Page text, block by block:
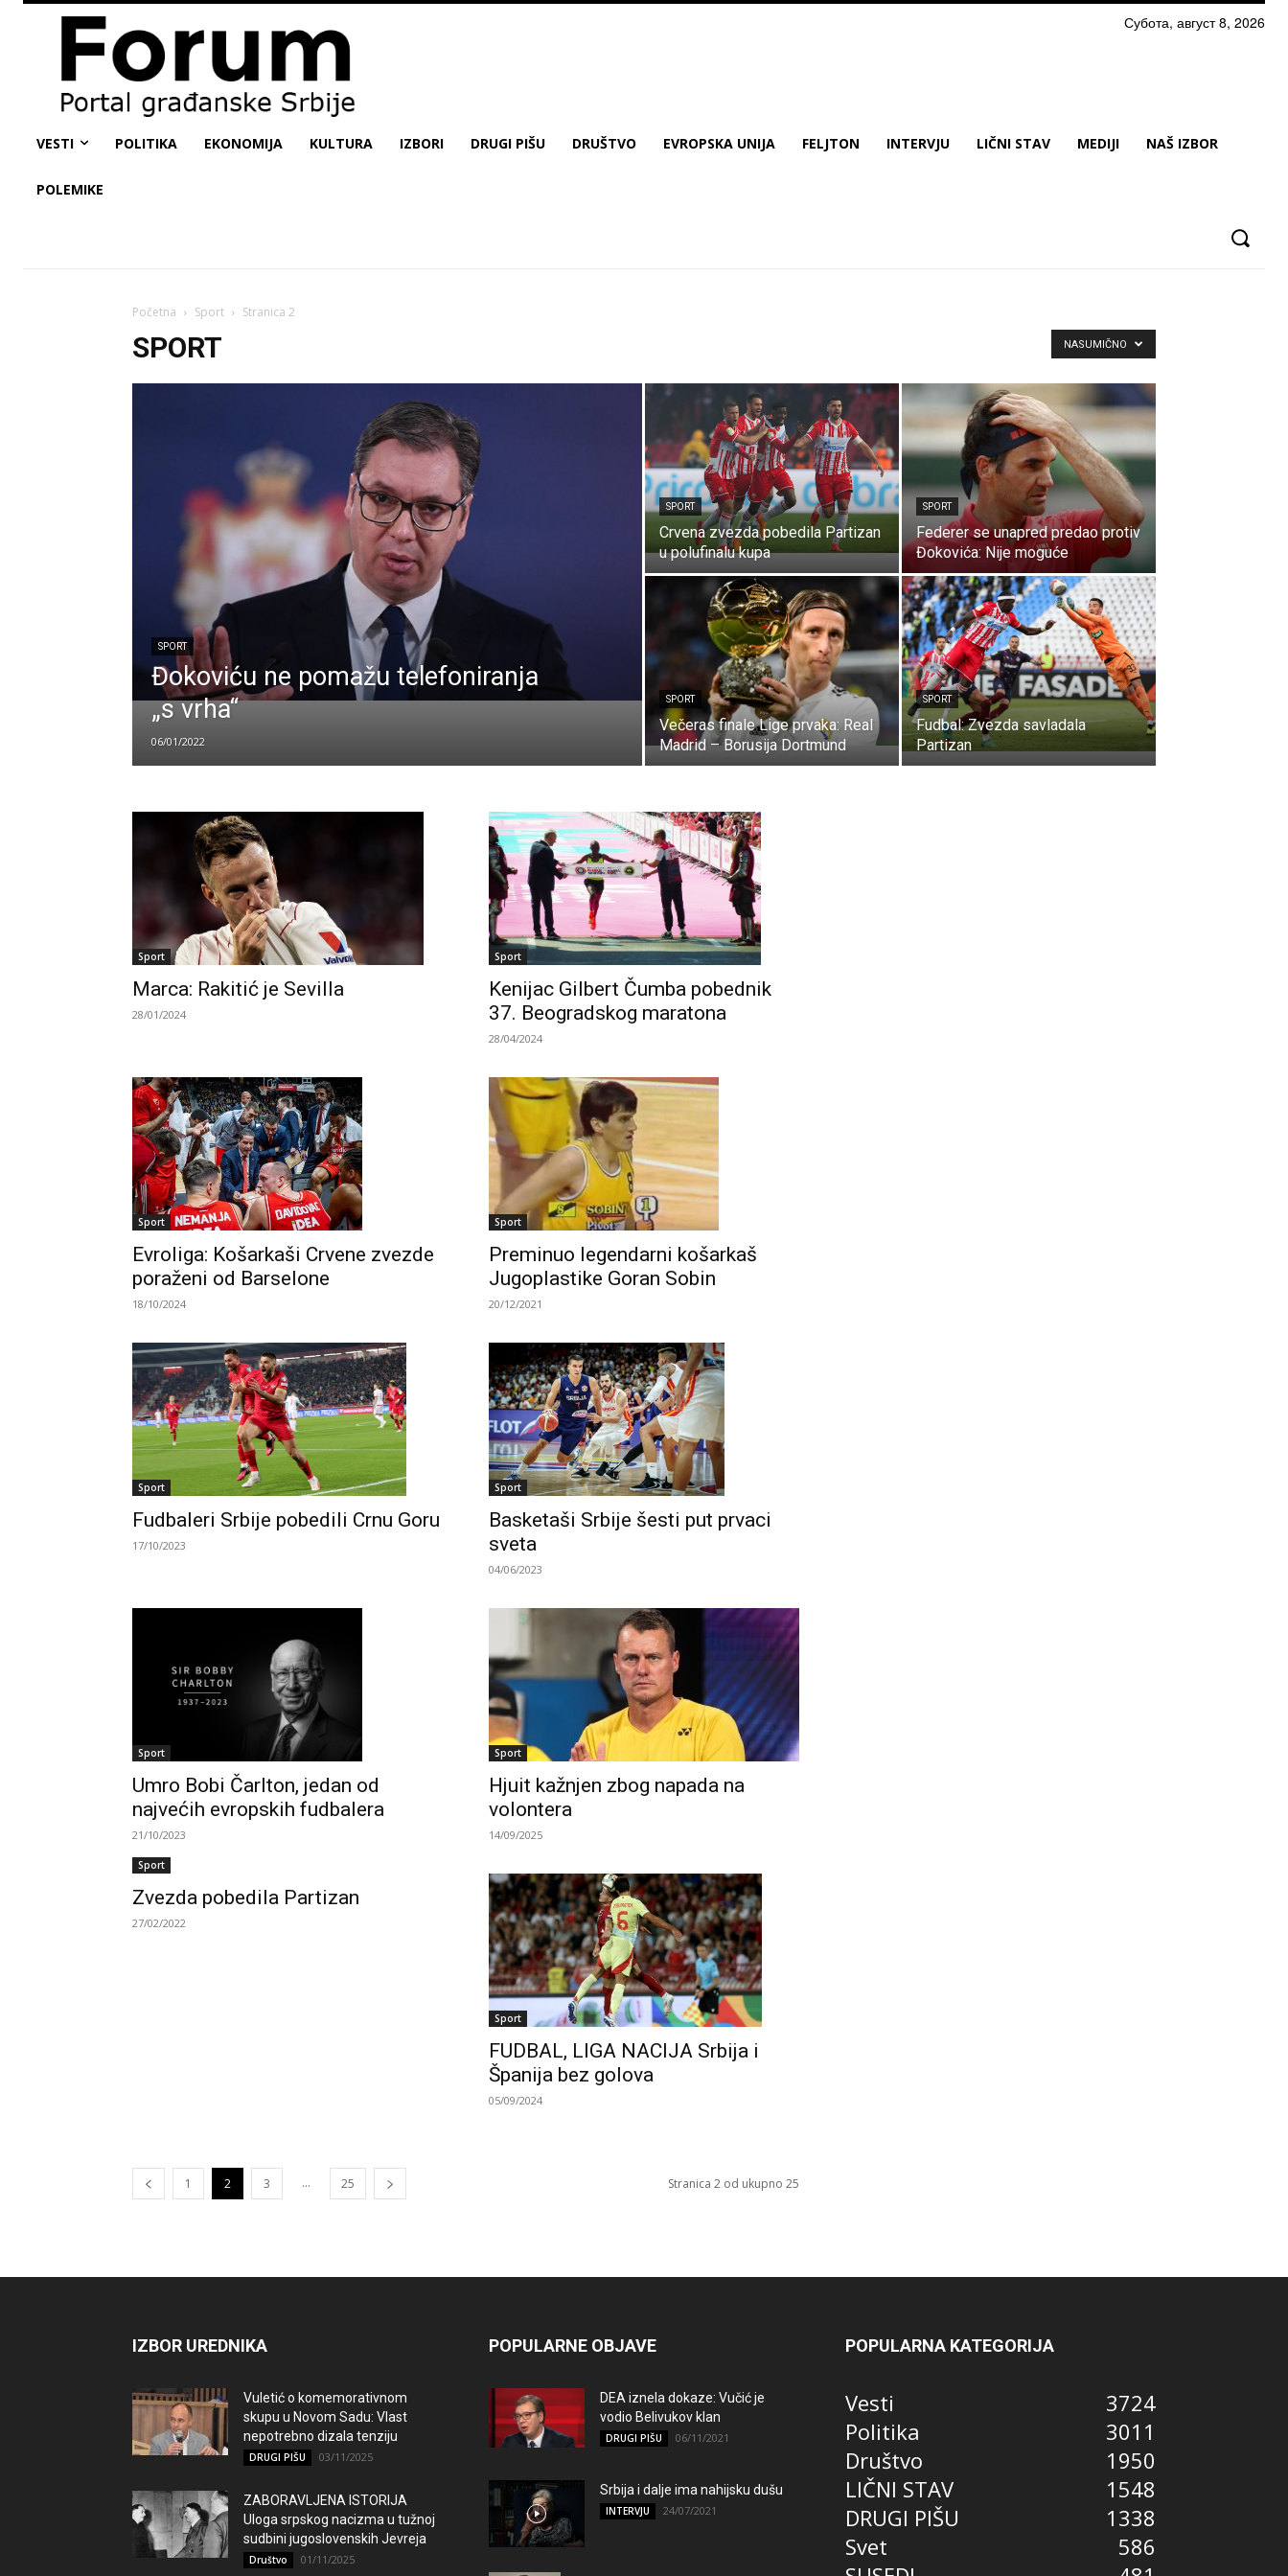
Субота, август 8, 2026
VESTI POLITIKA EKONOMIJA KULTURA IZBORI DRUGI PIŠU DRUŠTVO EVROPSKA UNIJA FELJTON INTERVJU LIČNI STAV MEDIJI NAŠ IZBOR
POLEMIKE
Početna Sport Stranica 2
SPORT NASUMIČNO
SPORT
Đokoviću ne pomažu telefoniranja
„s vrha“
06/01/2022
SPORT
Crvena zvezda pobedila Partizan
u polufinalu kupa
SPORT
Federer se unapred predao protiv
Đokovića: Nije moguće
SPORT
Večeras finale Lige prvaka: Real
Madrid – Borusija Dortmund
SPORT
Fudbal: Zvezda savladala
Partizan
Sport
Marca: Rakitić je Sevilla
28/01/2024
Sport
Kenijac Gilbert Čumba pobednik
37. Beogradskog maratona
28/04/2024
Sport
Evroliga: Košarkaši Crvene zvezde
poraženi od Barselone
18/10/2024
Sport
Preminuo legendarni košarkaš
Jugoplastike Goran Sobin
20/12/2021
Sport
Fudbaleri Srbije pobedili Crnu Goru
17/10/2023
Sport
Basketaši Srbije šesti put prvaci
sveta
04/06/2023
Sport
Umro Bobi Čarlton, jedan od
najvećih evropskih fudbalera
21/10/2023
Sport
Hjuit kažnjen zbog napada na
volontera
14/09/2025
Sport
Zvezda pobedila Partizan
27/02/2022
Sport
FUDBAL, LIGA NACIJA Srbija i
Španija bez golova
05/09/2024
1 2 3 ... 25 Stranica 2 od ukupno 25
IZBOR UREDNIKA
Vuletić o komemorativnom
skupu u Novom Sadu: Vlast
nepotrebno dizala tenziju
DRUGI PIŠU 03/11/2025
ZABORAVLJENA ISTORIJA
Uloga srpskog nacizma u tužnoj
sudbini jugoslovenskih Jevreja
Društvo 01/11/2025
POPULARNE OBJAVE
DEA iznela dokaze: Vučić je
vodio Belivukov klan
DRUGI PIŠU 06/11/2021
Srbija i dalje ima nahijsku dušu
INTERVJU 24/07/2021
POPULARNA KATEGORIJA
Vesti
3724
Politika
3011
Društvo
1950
LIČNI STAV
1548
DRUGI PIŠU
1338
Svet
586